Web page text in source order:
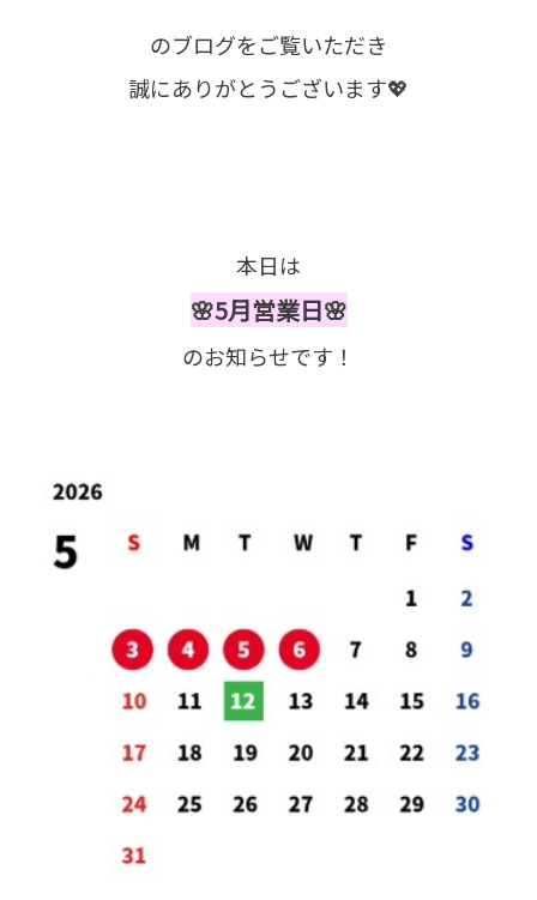
のブログをご覧いただき
誠にありがとうございます💖
本日は
🌸5月営業日🌸
のお知らせです！